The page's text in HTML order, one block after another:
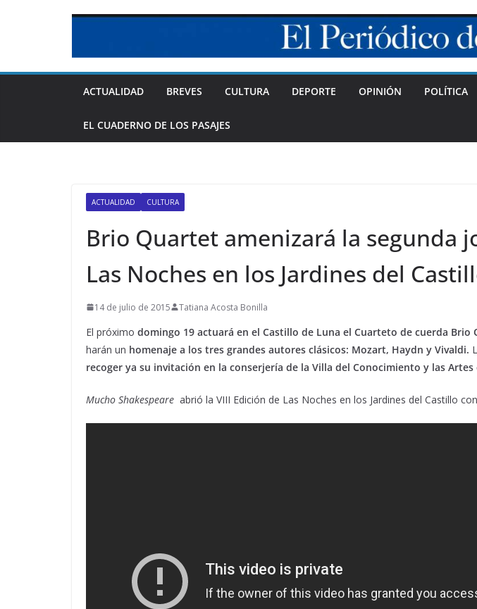
ACTUALIDAD BREVES CULTURA DEPORTE OPINIÓN POLÍTICA
EL CUADERNO DE LOS PASAJES
ACTUALIDAD CULTURA
Brio Quartet amenizará la segunda
Las Noches en los Jardines del
14 de julio de 2015 Tatiana Acosta Bonilla
El próximo domingo 19 actuará en el Castillo de Luna el Cuarteto de cuerda Brio
harán un homenaje a los tres grandes autores clásicos: Mozart, Haydn y Vivaldi.
recoger ya su invitación en la conserjería de la Villa del Conocimiento y las
Mucho Shakespeare abrió la VIII Edición de Las Noches en los Jardines del Castillo